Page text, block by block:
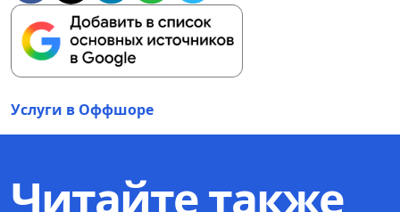
Услуги в Оффшоре
Читайте также